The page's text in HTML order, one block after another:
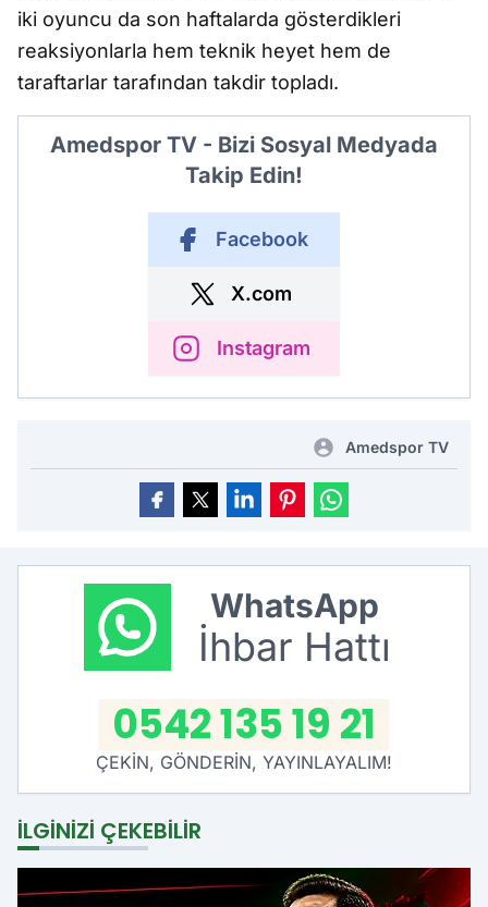
iki oyuncu da son haftalarda gösterdikleri
reaksiyonlarla hem teknik heyet hem de
taraftarlar tarafından takdir topladı.
Amedspor TV - Bizi Sosyal Medyada
Takip Edin!
Facebook
X.com
Instagram
Amedspor TV
WhatsApp
İhbar Hattı
0542 135 19 21
ÇEKİN, GÖNDERİN, YAYINLAYALIM!
İLGINIZI ÇEKEBILIR